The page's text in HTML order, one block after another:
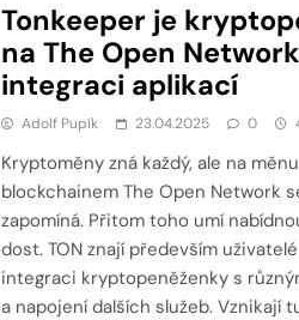
Tonkeeper je
na The Open
integraci aplikací
Adolf Pupík 23.04.2025 0
Kryptoměny zná každý, ale na
blockchainem The Open Network
zapomíná. Přitom toho umí
dost. TON znají především
integraci kryptopeněženky s
a napojení dalších služeb. Vznikají